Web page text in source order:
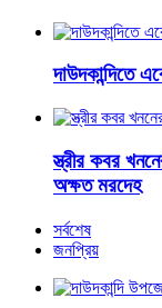
দাউদকান্দিতে
স্ত্রীর কবর
অক্ষত মরদেহ
সর্বশেষ
জনপ্রিয়